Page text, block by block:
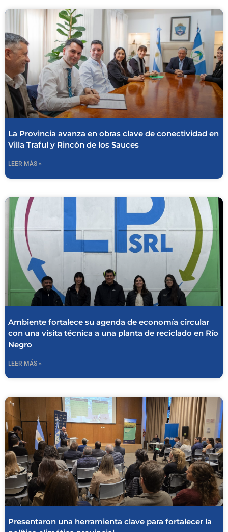
La Provincia avanza en obras clave de conectividad en
Villa Traful y Rincón de los Sauces
LEER MÁS »
Ambiente fortalece su agenda de economía circular
con una visita técnica a una planta de reciclado en Río
Negro
LEER MÁS »
Presentaron una herramienta clave para fortalecer la